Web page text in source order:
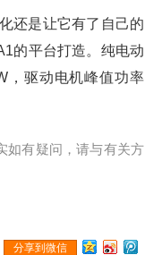
还是让它有了自己的
的平台打造。纯电动
，驱动电机峰值功率
如有疑问，请与有关方
分享到微信